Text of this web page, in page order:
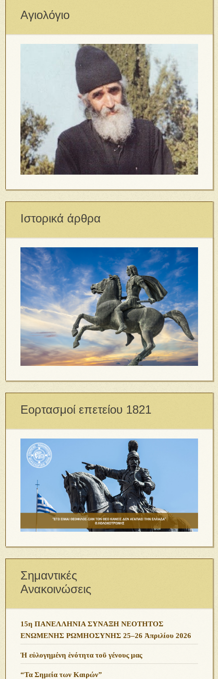
Αγιολόγιο
Ιστορικά άρθρα
Εορτασμοί επετείου 1821
Σημαντικές
Ανακοινώσεις
15η ΠΑΝΕΛΛΗΝΙΑ ΣΥΝΑΞΗ ΝΕΟΤΗΤΟΣ
ΕΝΩΜΕΝΗΣ ΡΩΜΗΟΣΥΝΗΣ 25–26 Ἀπριλίου 2026
Ἡ εὐλογημένη ἑνότητα τοῦ γένους μας
“Τα Σημεία των Καιρών”